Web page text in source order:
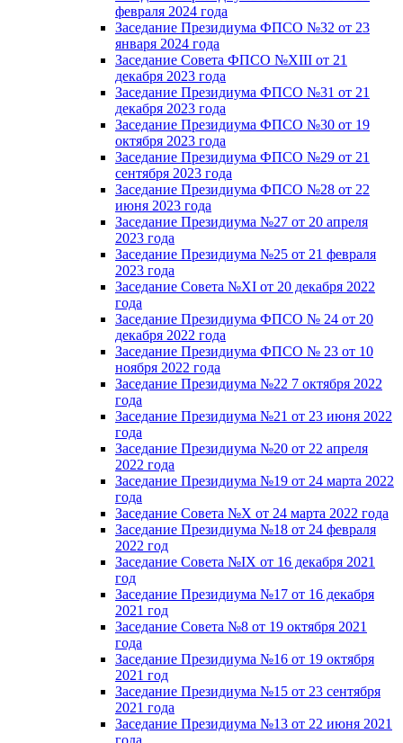
февраля 2024 года
Заседание Президиума ФПСО №32 от 23
января 2024 года
Заседание Совета ФПСО №XIII от 21
декабря 2023 года
Заседание Президиума ФПСО №31 от 21
декабря 2023 года
Заседание Президиума ФПСО №30 от 19
октября 2023 года
Заседание Президиума ФПСО №29 от 21
сентября 2023 года
Заседание Президиума ФПСО №28 от 22
июня 2023 года
Заседание Президиума №27 от 20 апреля
2023 года
Заседание Президиума №25 от 21 февраля
2023 года
Заседание Совета №XI от 20 декабря 2022
года
Заседание Президиума ФПСО № 24 от 20
декабря 2022 года
Заседание Президиума ФПСО № 23 от 10
ноября 2022 года
Заседание Президиума №22 7 октября 2022
года
Заседание Президиума №21 от 23 июня 2022
года
Заседание Президиума №20 от 22 апреля
2022 года
Заседание Президиума №19 от 24 марта 2022
года
Заседание Совета №X от 24 марта 2022 года
Заседание Президиума №18 от 24 февраля
2022 год
Заседание Совета №IX от 16 декабря 2021
год
Заседание Президиума №17 от 16 декабря
2021 год
Заседание Совета №8 от 19 октября 2021
года
Заседание Президиума №16 от 19 октября
2021 год
Заседание Президиума №15 от 23 сентября
2021 года
Заседание Президиума №13 от 22 июня 2021
года